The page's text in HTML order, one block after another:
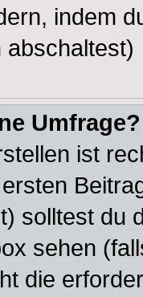
indem
abschaltest)
Umfrage?
ist
solltest du
sehen
die